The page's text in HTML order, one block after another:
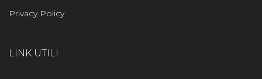
Privacy Policy
LINK UTILI